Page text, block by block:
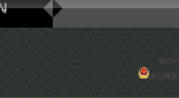
浙
浙公网